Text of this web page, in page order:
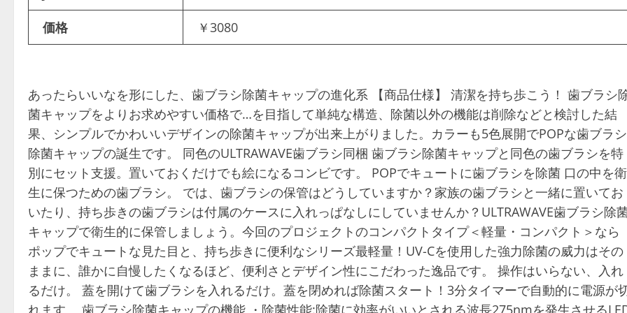
価格 ￥3080
あったらいいなを形にした、歯ブラシ除菌キャップの進化系 【商品仕様】 清潔を持ち歩こう！ 歯ブラシ
菌キャップをよりお求めやすい価格で…を目指して単純な構造、除菌以外の機能は削除などと検討した結
果、シンプルでかわいいデザインの除菌キャップが出来上がりました。カラーも5色展開でPOPな歯ブラシ
除菌キャップの誕生です。 同色のULTRAWAVE歯ブラシ同梱 歯ブラシ除菌キャップと同色の歯ブラシを特
別にセット支援。置いておくだけでも絵になるコンビです。 POPでキュートに歯ブラシを除菌 口の中を衛
生に保つための歯ブラシ。 では、歯ブラシの保管はどうしていますか？家族の歯ブラシと一緒に置いてお
いたり、持ち歩きの歯ブラシは付属のケースに入れっぱなしにしていませんか？ULTRAWAVE歯ブラシ除
キャップで衛生的に保管しましょう。今回のプロジェクトのコンパクトタイプ＜軽量・コンパクト＞なら
ポップでキュートな見た目と、持ち歩きに便利なシリーズ最軽量！UV-Cを使用した強力除菌の威力はその
ままに、誰かに自慢したくなるほど、便利さとデザイン性にこだわった逸品です。 操作はいらない、入れ
るだけ。 蓋を開けて歯ブラシを入れるだけ。蓋を閉めれば除菌スタート！3分タイマーで自動的に電源が
れます。 歯ブラシ除菌キャップの機能 ・除菌性能:除菌に効率がいいとされる波長275nmを発生させる